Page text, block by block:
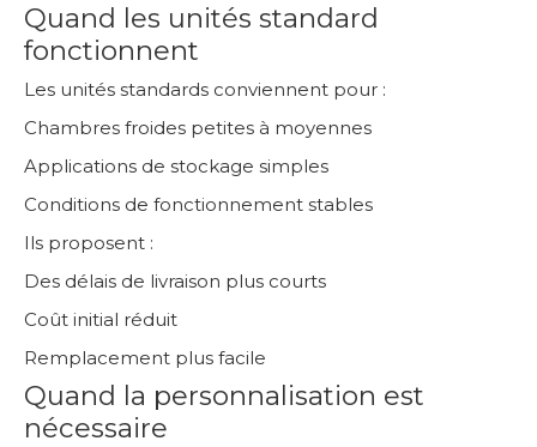
Quand les unités standard
fonctionnent
Les unités standards conviennent pour :
Chambres froides petites à moyennes
Applications de stockage simples
Conditions de fonctionnement stables
Ils proposent :
Des délais de livraison plus courts
Coût initial réduit
Remplacement plus facile
Quand la personnalisation est
nécessaire